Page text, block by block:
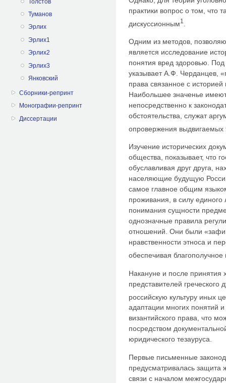
Туманов
Эрлих
Эрлих1
Эрлих2
Эрлих3
Янковский
Сборники-репринт
Монографии-репринт
Диссертации
практики вопрос о том, что
дискуссионным1
Одним из методов,
является исследование
понятия вред здоровью. Под
указывает А.Ф. Черданцев,
права связанное с
Наибольшее значенье
непосредственно к
обстоятельства, служат
опровержения выдвигаемых
Изучение исторических
общества, показывает, что
обуславливая друг друга,
населяющие будущую
самое главное общим
проживания, в силу единого
понимания сущности
однозначные правила
отношений. Они были
нравственности этноса и
обеспечивая благополучное
Накануне и после принятия
представителей греческого
российскую культуру иных
адаптации многих понятий
византийского права, что
посредством
юридического тезауруса.
Первые письменные
предусматривалась защита
связи с началом